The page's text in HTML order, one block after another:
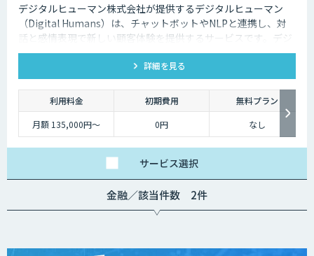
デジタルヒューマン株式会社が提供するデジタルヒューマン
（Digital Humans）は、チャットボットやNLPと連携し、対
話と感情表現で新しい顧客体験を提供するサービスです。デジ
タル従業員として、直感的で、インパクトがあり、競争力があ
るサービス創造と顧客体験が提供できます。
詳細を見る
利用料金 初期費用
無料プラン
月額 135,000円〜
0円 なし
サービス選択
金融／該当件数 2件